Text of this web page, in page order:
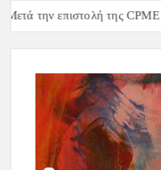
την επιστολή της CPME